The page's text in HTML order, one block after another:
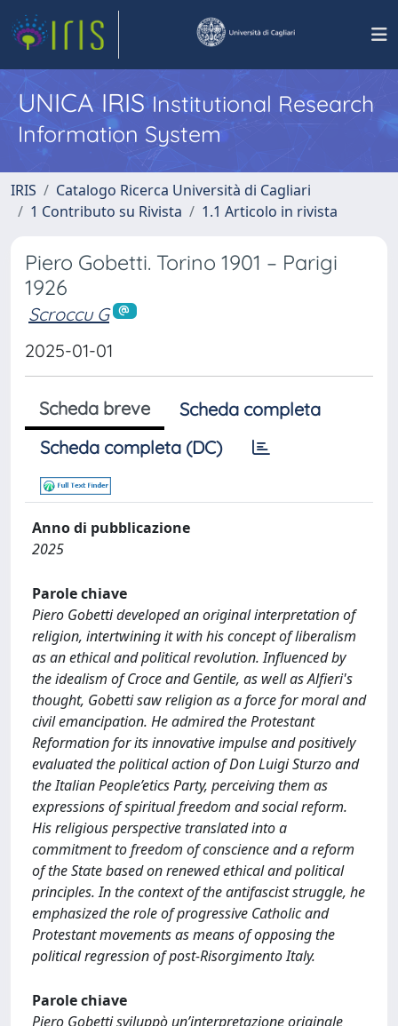
UNICA IRISInstitutional Research
Information System
IRIS
Catalogo Ricerca Università di Cagliari
1 Contributo su Rivista
1.1 Articolo in rivista
Piero Gobetti. Torino 1901 – Parigi
1926
Scroccu G
2025-01-01
Scheda breve
Scheda completa
Scheda completa (DC)
Anno di pubblicazione
2025
Parole chiave
Piero Gobetti developed an original interpretation of
religion, intertwining it with his concept of liberalism
as an ethical and political revolution. Influenced by
the idealism of Croce and Gentile, as well as Alfieri's
thought, Gobetti saw religion as a force for moral and
civil emancipation. He admired the Protestant
Reformation for its innovative impulse and positively
evaluated the political action of Don Luigi Sturzo and
the Italian People’etics Party, perceiving them as
expressions of spiritual freedom and social reform.
His religious perspective translated into a
commitment to freedom of conscience and a reform
of the State based on renewed ethical and political
principles. In the context of the antifascist struggle, he
emphasized the role of progressive Catholic and
Protestant movements as means of opposing the
political regression of post-Risorgimento Italy.
Parole chiave
Piero Gobetti sviluppò un’interpretazione originale